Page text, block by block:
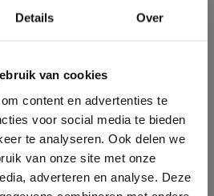
Details Over
van cookies
content en advertenties te
voor social media te bieden
te analyseren. Ook delen we
van onze site met onze
adverteren en analyse. Deze
showroom
website maakt
van cookies.
was deleted and is no
Please contact the website
administrator.
gebruikt cookies om de
te verbeteren. Door
van onze website geeft u
voor alle cookies in
met ons cookiebeleid.Lees
verder